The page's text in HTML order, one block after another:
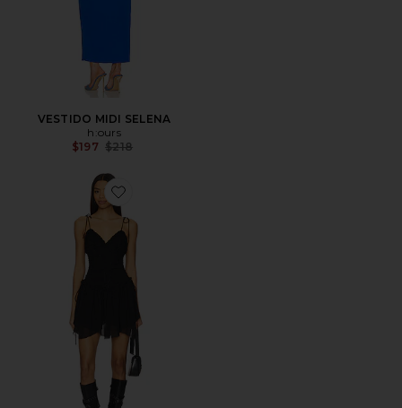
VESTIDO MIDI SELENA
h:ours
$197 Previous price:
$218
Favorite VESTIDO TEAGAN